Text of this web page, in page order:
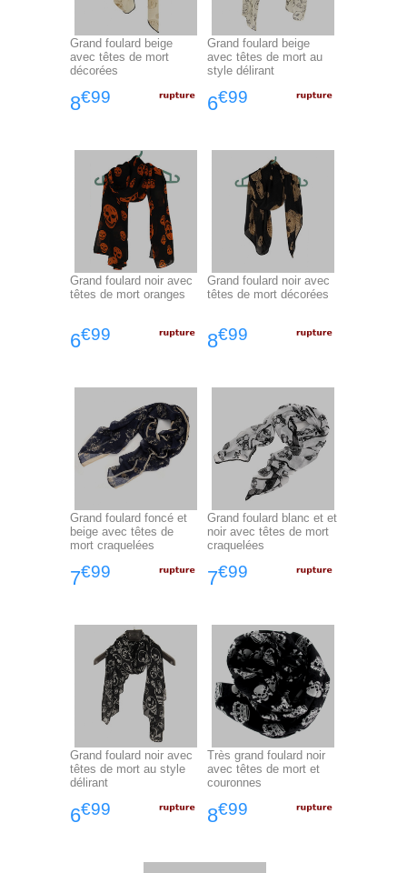
Grand foulard beige
avec têtes de mort
décorées
8€99
Grand foulard beige
avec têtes de mort au
style délirant
6€99
Grand foulard noir avec
têtes de mort oranges
6€99
Grand foulard noir avec
têtes de mort décorées
8€99
Grand foulard foncé et
beige avec têtes de
mort craquelées
7€99
Grand foulard blanc et et
noir avec têtes de mort
craquelées
7€99
Grand foulard noir avec
têtes de mort au style
délirant
6€99
Très grand foulard noir
avec têtes de mort et
couronnes
8€99